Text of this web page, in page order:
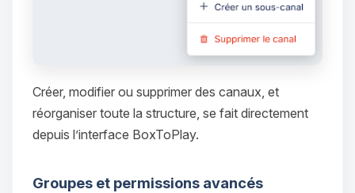
Créer, modifier ou supprimer des canaux, et
réorganiser toute la structure, se fait directement
depuis l’interface BoxToPlay.
Groupes et permissions avancés